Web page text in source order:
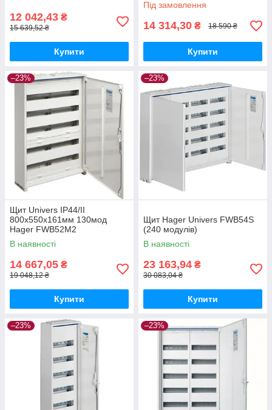
12 042,43 ₴
15 639,52 ₴
Купити
Під замовлення
14 314,30 ₴ 18 590 ₴
Купити
–23%
Щит Univers IP44/II
800x550x161мм 130мод
Hager FWB52M2
В наявності
14 667,05 ₴
19 048,12 ₴
Купити
–23%
Щит Hager Univers FWB54S
(240 модулів)
В наявності
23 163,94 ₴
30 083,04 ₴
Купити
–23% –23%